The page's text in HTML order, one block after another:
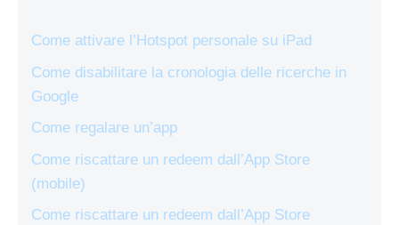
Come attivare l’Hotspot personale su iPad
Come disabilitare la cronologia delle ricerche in
Google
Come regalare un’app
Come riscattare un redeem dall’App Store
(mobile)
Come riscattare un redeem dall’App Store